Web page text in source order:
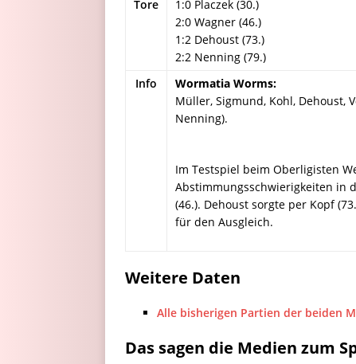
Tore
1:0 Placzek (30.)
2:0 Wagner (46.)
1:2 Dehoust (73.)
2:2 Nenning (79.)
Info
Wormatia Worms:
Müller, Sigmund, Kohl, Dehoust,
Nenning).
Im Testspiel beim Oberligisten
Abstimmungsschwierigkeiten in
(46.). Dehoust sorgte per Kopf
für den Ausgleich.
Weitere Daten
Alle bisherigen Partien der beiden
Das sagen die Medien zum